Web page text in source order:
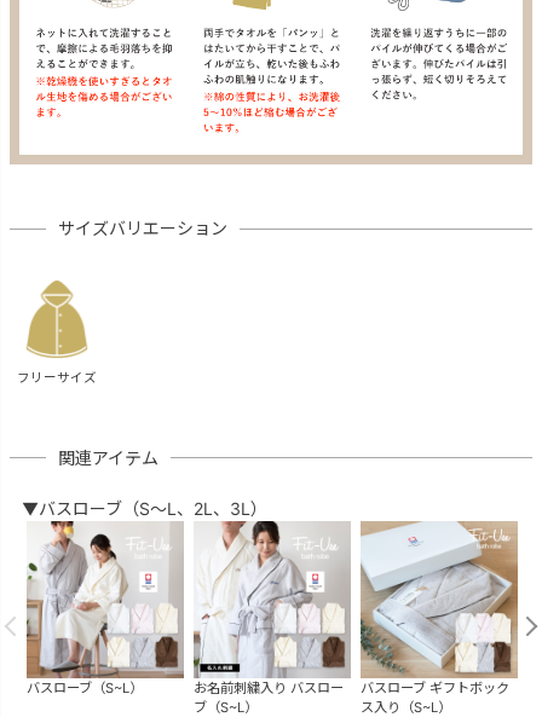
サイズバリエーション
フリーサイズ
関連アイテム
▼バスローブ（S～L、2L、3L）
バスローブ（S~L）
お名前刺繍入り バスロー
ブ（S~L）
バスローブ ギフトボック
ス入り（S~L）